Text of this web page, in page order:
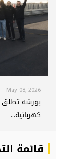
May 08, 2026
كهربائية...
قائمة